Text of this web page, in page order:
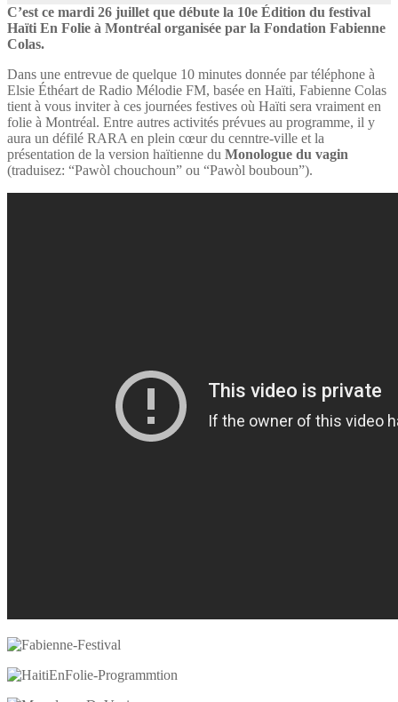
C’est ce mardi 26 juillet que débute la 10e Édition du festival
Haïti En Folie à Montréal organisée par la Fondation Fabienne
Colas.
Dans une entrevue de quelque 10 minutes donnée par téléphone à
Elsie Éthéart de Radio Mélodie FM, basée en Haïti, Fabienne Colas
tient à vous inviter à ces journées festives où Haïti sera vraiment en
folie à Montréal. Entre autres activités prévues au programme, il y
aura un défilé RARA en plein cœur du cenntre-ville et la
présentation de la version haïtienne du Monologue du vagin
(traduisez: “Pawòl chouchoun” ou “Pawòl bouboun”).